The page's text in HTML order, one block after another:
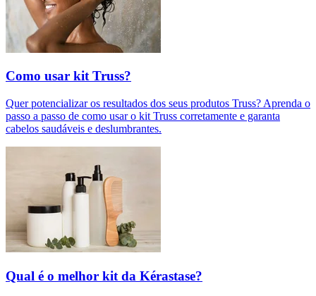
Como usar kit Truss?
Quer potencializar os resultados dos seus produtos Truss? Aprenda o
passo a passo de como usar o kit Truss corretamente e garanta
cabelos saudáveis e deslumbrantes.
Qual é o melhor kit da Kérastase?